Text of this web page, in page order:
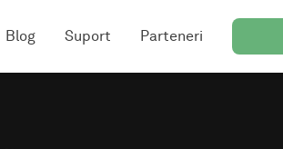
Blog Suport Parteneri